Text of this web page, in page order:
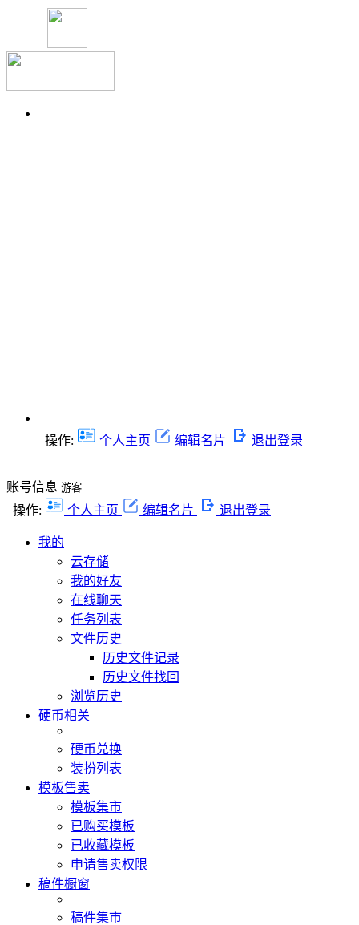
操作: 个人主页 编辑名片 退出登录
账号信息 游客
操作: 个人主页 编辑名片 退出登录
我的
云存储
我的好友
在线聊天
任务列表
文件历史
历史文件记录
历史文件找回
浏览历史
硬币相关
硬币兑换
装扮列表
模板售卖
模板集市
已购买模板
已收藏模板
申请售卖权限
稿件橱窗
稿件集市